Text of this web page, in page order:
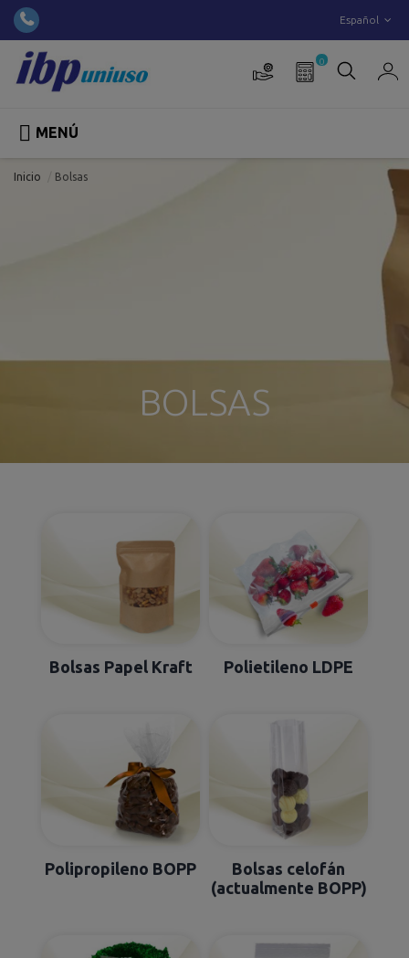
Español
0
 MENÚ
Inicio Bolsas
BOLSAS
Bolsas Papel Kraft Polietileno LDPE
Polipropileno BOPP
Bolsas celofán
(actualmente BOPP)